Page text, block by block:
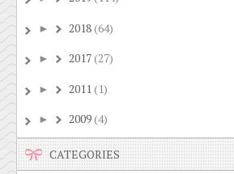
► 2018(64)
► 2017(27)
► 2011 (1)
► 2009(4)
CATEGORIES